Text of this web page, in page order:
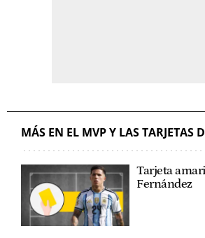
MÁS EN EL MVP Y LAS TARJETAS
Tarjeta
Fernández